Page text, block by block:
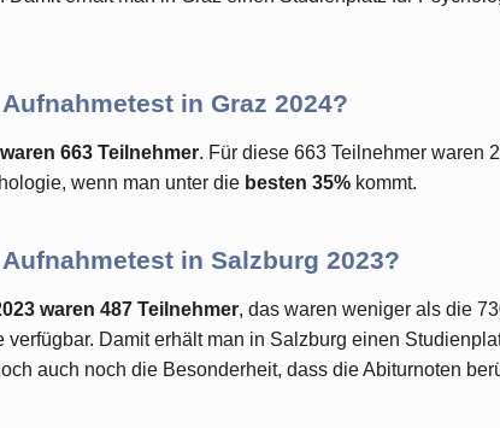
in Graz 2024?
663 Teilnehmer. Für diese 663 Teilnehmer waren
wenn man unter die besten 35% kommt.
in Salzburg 2023?
waren 487 Teilnehmer, das waren weniger als die
Damit erhält man in Salzburg einen
auch noch die Besonderheit, dass die Abiturnoten